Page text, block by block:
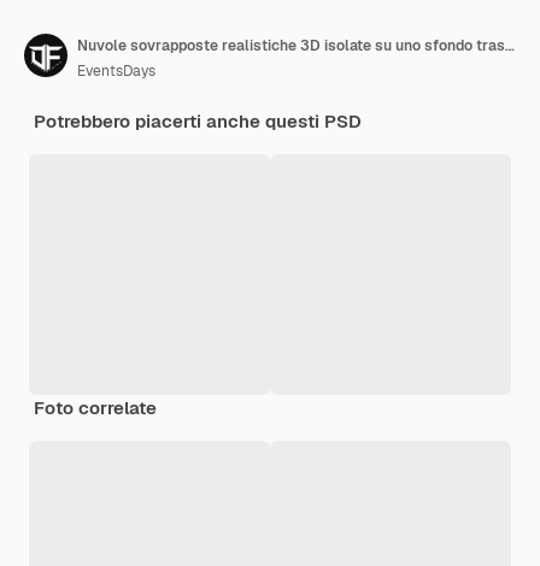
Nuvole sovrapposte realistiche 3D isolate su uno sfondo trasparente Effetto di trasparenza reale
EventsDays
Potrebbero piacerti anche questi PSD
Foto correlate